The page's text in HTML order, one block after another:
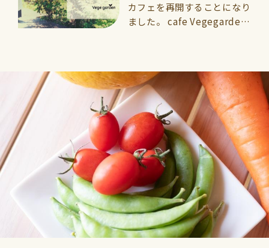
カフェを再開することになり
ました。 cafe Vegegarden